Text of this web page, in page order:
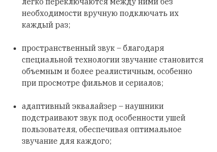
необходимости вручную подключать их
каждый раз;
пространственный звук – благодаря
специальной технологии звучание становится
объемным и более реалистичным, особенно
при просмотре фильмов и сериалов;
адаптивный эквалайзер – наушники
подстраивают звук под особенности ушей
пользователя, обеспечивая оптимальное
звучание для каждого;